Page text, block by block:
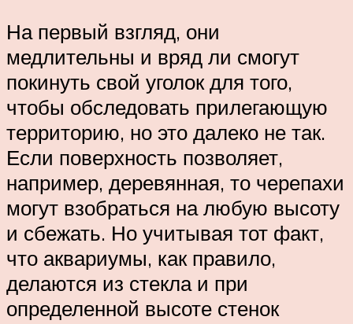
На первый взгляд, они
медлительны и вряд ли смогут
покинуть свой уголок для того,
чтобы обследовать прилегающую
территорию, но это далеко не так.
Если поверхность позволяет,
например, деревянная, то черепахи
могут взобраться на любую высоту
и сбежать. Но учитывая тот факт,
что аквариумы, как правило,
делаются из стекла и при
определенной высоте стенок